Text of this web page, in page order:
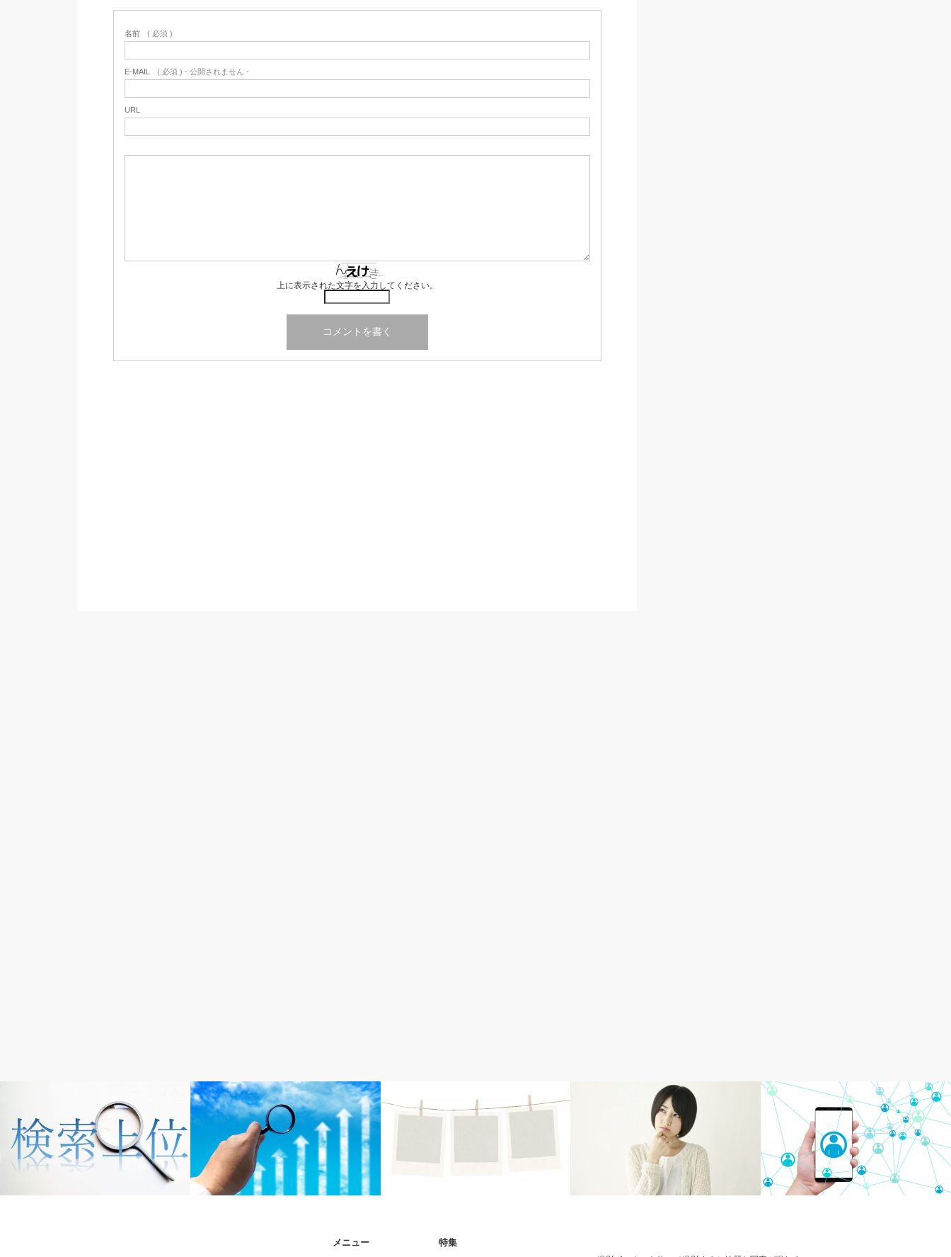
名前 ( 必須 )
E-MAIL ( 必須 ) - 公開されません -
URL
上に表示された文字を入力してください。
メニュー 特集